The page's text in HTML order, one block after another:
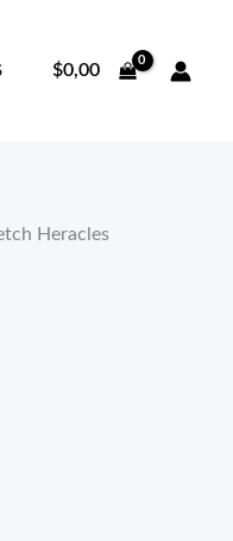
$0,00
Heracles